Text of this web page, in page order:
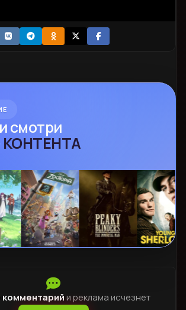
смотри
КОНТЕНТА
комментарийи реклама исчезнет